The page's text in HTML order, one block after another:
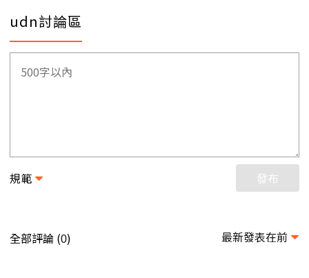
udn討論區
規範 發布
全部評論 (0) 最新發表在前